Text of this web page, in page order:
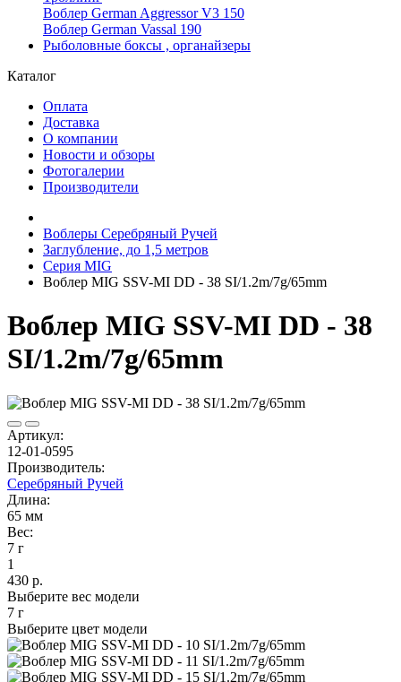
Воблер German Aggressor V3 150
Воблер German Vassal 190
Рыболовные боксы , органайзеры
Каталог
Оплата
Доставка
О компании
Новости и обзоры
Фотогалерии
Производители
Воблеры Серебряный Ручей
Заглубление, до 1,5 метров
Серия MIG
Воблер MIG SSV-MI DD - 38 SI/1.2m/7g/65mm
Воблер MIG SSV-MI DD - 38
SI/1.2m/7g/65mm
Артикул:
12-01-0595
Производитель:
Серебряный Ручей
Длина:
65 мм
Вес:
7 г
1
430 р.
Выберите вес модели
7 г
Выберите цвет модели